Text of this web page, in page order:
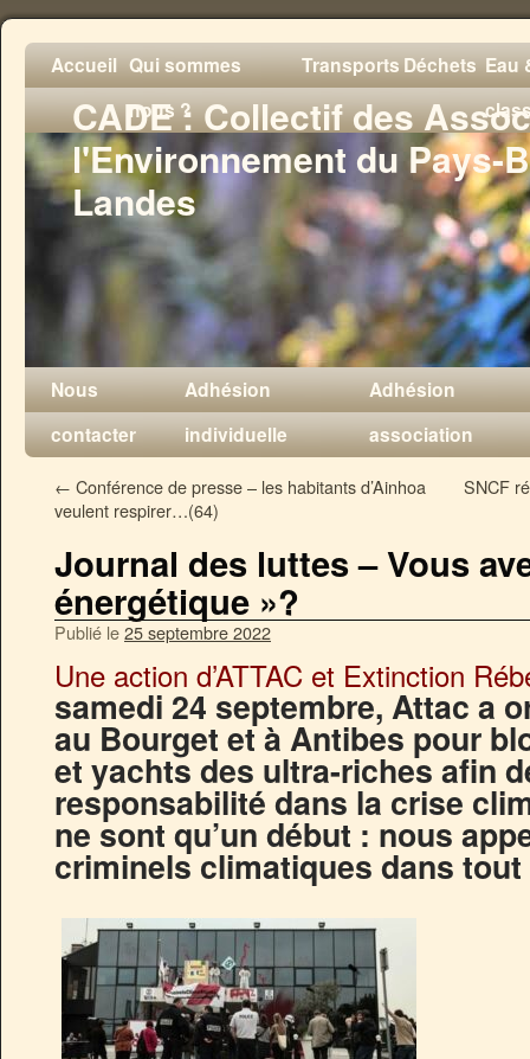
CADE : Collectif des
l'Environnement du Pays-
Landes
Accueil Qui sommes
nous ?
TransportsDéchets Eau
Nous
contacter
Adhésion
individuelle
Adhésion
association
← Conférence de presse – les habitants d’Ainhoa
veulent respirer…(64)
SNCF
Journal des luttes – Vous
énergétique »?
Publié le25 septembre 2022
Une action d’ATTAC et Extinction
samedi 24 septembre, Attac a
au Bourget et à Antibes pour
et yachts des ultra-riches afin
responsabilité dans la crise
ne sont qu’un début : nous
criminels climatiques dans